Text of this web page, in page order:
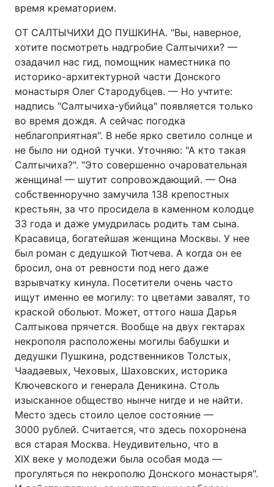
время крематорием.
ОТ САЛТЫЧИХИ ДО ПУШКИНА. "Вы, наверное,
хотите посмотреть надгробие Салтычихи? —
озадачил нас гид, помощник наместника по
историко-архитектурной части Донского
монастыря Олег Стародубцев. — Но учтите:
надпись "Салтычиха-убийца" появляется только
во время дождя. А сейчас погодка
неблагоприятная". В небе ярко светило солнце и
не было ни одной тучки. Уточняю: "А кто такая
Салтычиха?". "Это совершенно очаровательная
женщина! — шутит сопровождающий. — Она
собственноручно замучила 138 крепостных
крестьян, за что просидела в каменном колодце
33 года и даже умудрилась родить там сына.
Красавица, богатейшая женщина Москвы. У нее
был роман с дедушкой Тютчева. А когда он ее
бросил, она от ревности под него даже
взрывчатку кинула. Посетители очень часто
ищут именно ее могилу: то цветами завалят, то
краской обольют. Может, оттого наша Дарья
Салтыкова прячется. Вообще на двух гектарах
некрополя расположены могилы бабушки и
дедушки Пушкина, родственников Толстых,
Чаадаевых, Чеховых, Шаховских, историка
Ключевского и генерала Деникина. Столь
изысканное общество нынче нигде и не найти.
Место здесь стоило целое состояние —
3000 рублей. Считается, что здесь похоронена
вся старая Москва. Неудивительно, что в
XIX веке у молодежи была особая мода —
прогуляться по некрополю Донского монастыря".